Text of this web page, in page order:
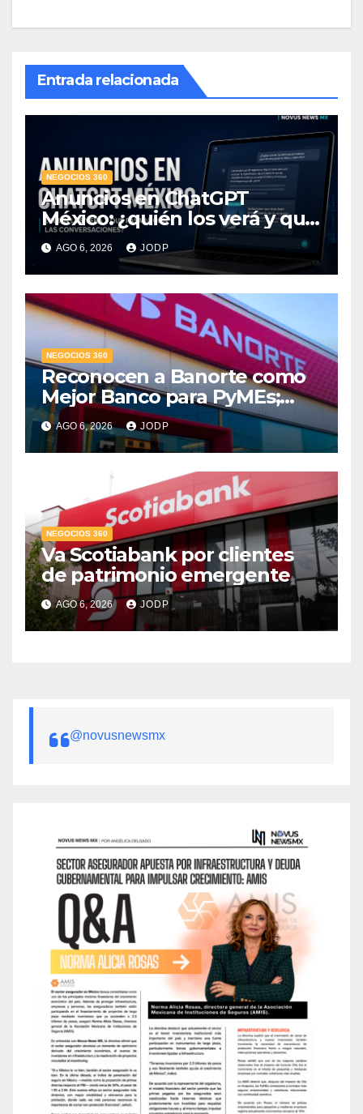
Entrada relacionada
NEGOCIOS 360
Anuncios en ChatGPT
México: ¿quién los verá y qué
pasará con las
conversaciones?
AGO 6, 2026 JODP
NEGOCIOS 360
Reconocen a Banorte como
Mejor Banco para PyMEs;
supera 14% del mercado
crediticio
AGO 6, 2026 JODP
NEGOCIOS 360
Va Scotiabank por clientes
de patrimonio emergente
AGO 6, 2026 JODP
@novusnewsmx